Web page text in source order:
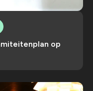
op